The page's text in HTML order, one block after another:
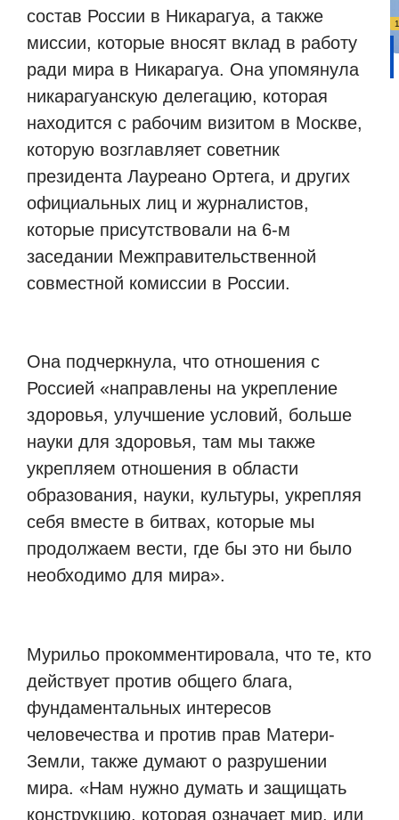
состав России в Никарагуа, а также
миссии, которые вносят вклад в работу
ради мира в Никарагуа. Она упомянула
никарагуанскую делегацию, которая
находится с рабочим визитом в Москве,
которую возглавляет советник
президента Лауреано Ортега, и других
официальных лиц и журналистов,
которые присутствовали на 6-м
заседании Межправительственной
совместной комиссии в России.
Она подчеркнула, что отношения с
Россией «направлены на укрепление
здоровья, улучшение условий, больше
науки для здоровья, там мы также
укрепляем отношения в области
образования, науки, культуры, укрепляя
себя вместе в битвах, которые мы
продолжаем вести, где бы это ни было
необходимо для мира».
Мурильо прокомментировала, что те, кто
действует против общего блага,
фундаментальных интересов
человечества и против прав Матери-
Земли, также думают о разрушении
мира. «Нам нужно думать и защищать
конструкцию, которая означает мир, или